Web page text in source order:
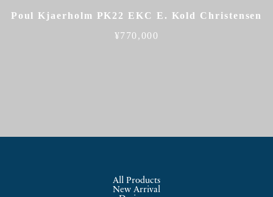
Poul Kjaerholm PK22 EKC E. Kold Christensen
¥770,000
All Products
New Arrival